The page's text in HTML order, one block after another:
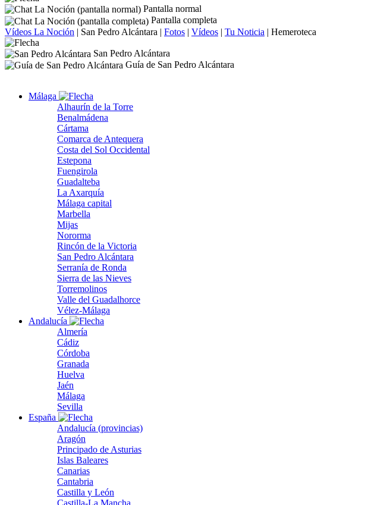
Pantalla normal
Pantalla completa
Vídeos La Noción | San Pedro Alcántara | Fotos | Vídeos | Tu Noticia | Hemeroteca
San Pedro Alcántara
Guía de San Pedro Alcántara
Málaga
Alhaurín de la Torre
Benalmádena
Cártama
Comarca de Antequera
Costa del Sol Occidental
Estepona
Fuengirola
Guadalteba
La Axarquía
Málaga capital
Marbella
Mijas
Nororma
Rincón de la Victoria
San Pedro Alcántara
Serranía de Ronda
Sierra de las Nieves
Torremolinos
Valle del Guadalhorce
Vélez-Málaga
Andalucía
Almería
Cádiz
Córdoba
Granada
Huelva
Jaén
Málaga
Sevilla
España
Andalucía (provincias)
Aragón
Principado de Asturias
Islas Baleares
Canarias
Cantabria
Castilla y León